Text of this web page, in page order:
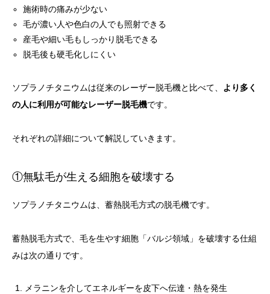
施術時の痛みが少ない
毛が濃い人や色白の人でも照射できる
産毛や細い毛もしっかり脱毛できる
脱毛後も硬毛化しにくい
ソプラノチタニウムは従来のレーザー脱毛機と比べて、
より多く
の人に利用が可能なレーザー脱毛機です。
それぞれの詳細について解説していきます。
①無駄毛が生える細胞を破壊する
ソプラノチタニウムは、蓄熱脱毛方式の脱毛機です。
蓄熱脱毛方式で、毛を生やす細胞「バルジ領域」を破壊する仕組
みは次の通りです。
メラニンを介してエネルギーを皮下へ伝達・熱を発生